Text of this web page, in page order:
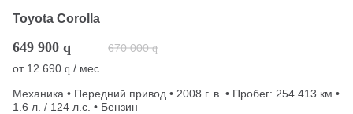
Toyota Corolla
649 900 q 670 000 q
от 12 690 q / мес.
Механика • Передний привод • 2008 г. в. • Пробег: 254 413 км •
1.6 л. / 124 л.с. • Бензин